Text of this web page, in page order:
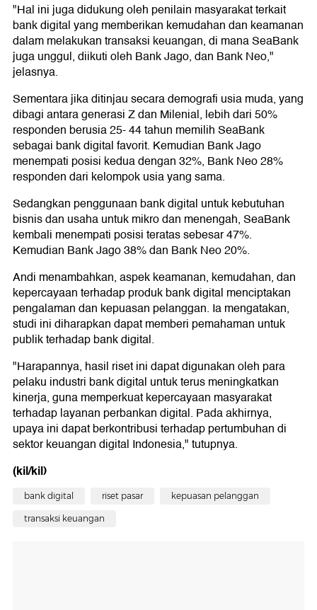
"Hal ini juga didukung oleh penilain masyarakat terkait
bank digital yang memberikan kemudahan dan keamanan
dalam melakukan transaksi keuangan, di mana SeaBank
juga unggul, diikuti oleh Bank Jago, dan Bank Neo,"
jelasnya.
Sementara jika ditinjau secara demografi usia muda, yang
dibagi antara generasi Z dan Milenial, lebih dari 50%
responden berusia 25- 44 tahun memilih SeaBank
sebagai bank digital favorit. Kemudian Bank Jago
menempati posisi kedua dengan 32%, Bank Neo 28%
responden dari kelompok usia yang sama.
Sedangkan penggunaan bank digital untuk kebutuhan
bisnis dan usaha untuk mikro dan menengah, SeaBank
kembali menempati posisi teratas sebesar 47%.
Kemudian Bank Jago 38% dan Bank Neo 20%.
Andi menambahkan, aspek keamanan, kemudahan, dan
kepercayaan terhadap produk bank digital menciptakan
pengalaman dan kepuasan pelanggan. Ia mengatakan,
studi ini diharapkan dapat memberi pemahaman untuk
publik terhadap bank digital.
"Harapannya, hasil riset ini dapat digunakan oleh para
pelaku industri bank digital untuk terus meningkatkan
kinerja, guna memperkuat kepercayaan masyarakat
terhadap layanan perbankan digital. Pada akhirnya,
upaya ini dapat berkontribusi terhadap pertumbuhan di
sektor keuangan digital Indonesia," tutupnya.
(kil/kil)
bank digital riset pasar kepuasan pelanggan
transaksi keuangan